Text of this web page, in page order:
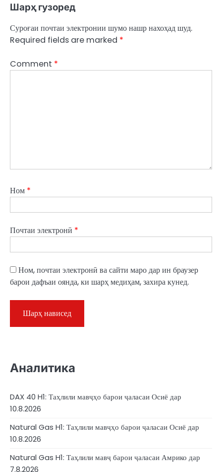
Шарҳ гузоред
Суроғаи почтаи электронии шумо нашр нахоҳад шуд.
Required fields are marked *
Comment *
Ном *
Почтаи электронӣ *
Ном, почтаи электронӣ ва сайти маро дар ин браузер
барои дафъаи оянда, ки шарҳ медиҳам, захира кунед.
Аналитика
DAX 40 H1: Таҳлили мавҷҳо барои ҷаласаи Осиё дар
10.8.2026
Natural Gas H1: Таҳлили мавҷҳо барои ҷаласаи Осиё дар
10.8.2026
Natural Gas H1: Таҳлили мавҷ барои ҷаласаи Амрико дар
7.8.2026